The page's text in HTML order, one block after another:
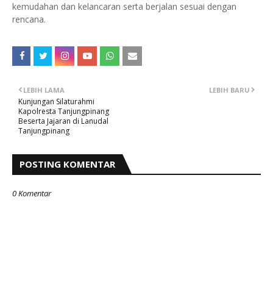
kemudahan dan kelancaran serta berjalan sesuai dengan
rencana.
LEBIH BARU
LEBIH LAMA
Kunjungan Silaturahmi
Kapolresta Tanjungpinang
Beserta Jajaran di Lanudal
Tanjungpinang
POSTING KOMENTAR
0 Komentar